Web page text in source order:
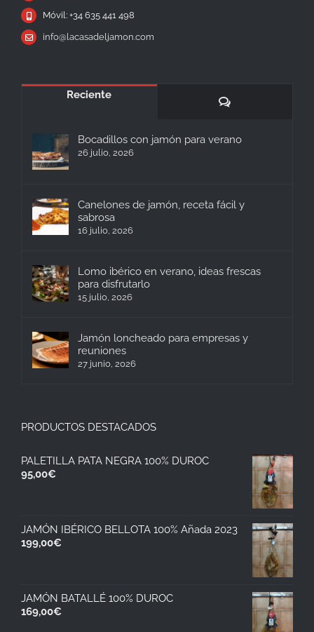
Móvil: +34 635 441 498
info@lacasadeljamon.com
Reciente
Comentarios
Bocadillos con jamón para verano
26 julio, 2026
Canelones de jamón, receta fácil y
sabrosa
16 julio, 2026
Lomo ibérico en verano, ideas frescas
para disfrutarlo
15 julio, 2026
Jamón loncheado para empresas y
reuniones
27 junio, 2026
PRODUCTOS DESTACADOS
PALETILLA PATA NEGRA 100% DUROC
95,00€
JAMÓN IBÉRICO BELLOTA 100% Añada 2023
199,00€
JAMÓN BATALLÉ 100% DUROC
169,00€